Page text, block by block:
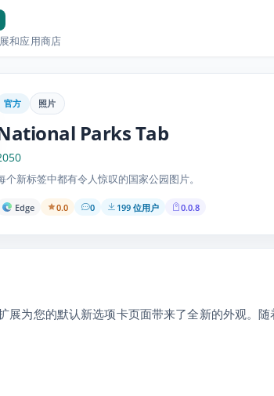
和应用商店
官方 照片
Parks Tab
个新标签中都有令人惊叹的国家公园图片。
Edge 0.0 0 199 位用户 0.0.8
展为您的默认新选项卡页面带来了全新的外观。